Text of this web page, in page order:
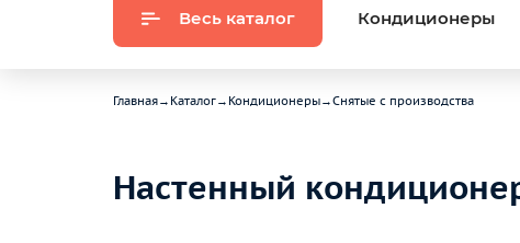
Весь каталог Кондиционеры
Главная→ Каталог→ Кондиционеры→Снятые с производства
Настенный кондиционер